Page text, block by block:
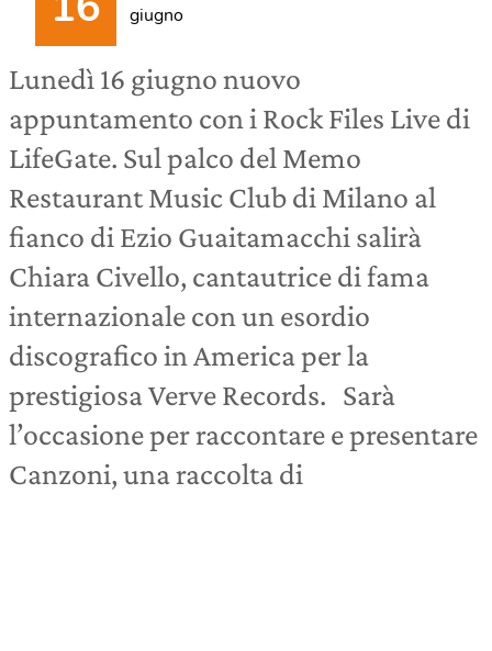
giugno
Lunedì 16 giugno nuovo
appuntamento con i Rock Files Live di
LifeGate. Sul palco del Memo
Restaurant Music Club di Milano al
fianco di Ezio Guaitamacchi salirà
Chiara Civello, cantautrice di fama
internazionale con un esordio
discografico in America per la
prestigiosa Verve Records. Sarà
l’occasione per raccontare e presentare
Canzoni, una raccolta di